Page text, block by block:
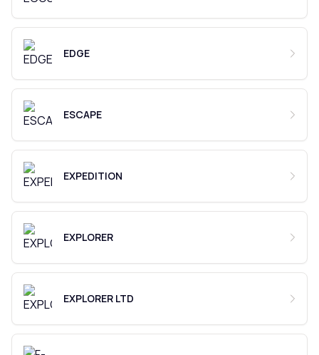
EDGE
ESCAPE
EXPEDITION
EXPLORER
EXPLORER LTD